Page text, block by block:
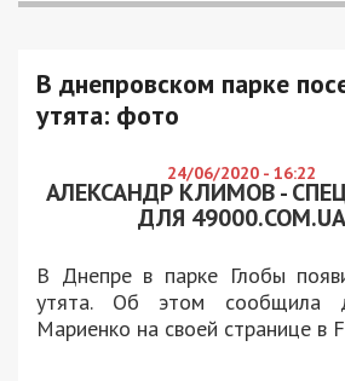
В днепровском парке
утята: фото
24/06/2020 - 16:22
АЛЕКСАНДР КЛИМОВ -
ДЛЯ 49000.COM.UA
В Днепре в парке Глобы
утята. Об этом сообщила
Мариенко на своей странице в